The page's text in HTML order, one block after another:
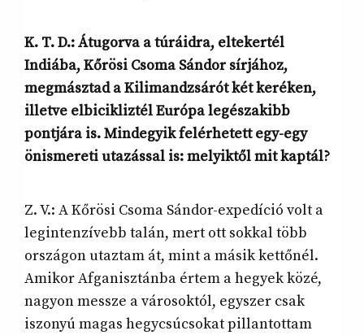
K. T. D.:Átugorva a túráidra, eltekertél
Indiába, Kőrösi Csoma Sándor sírjához,
megmásztad a Kilimandzsárót két keréken,
illetve elbicikliztél Európa legészakibb
pontjára is. Mindegyik felérhetett egy-egy
önismereti utazással is: melyiktől mit kaptál?
Z. V.: A Kőrösi Csoma Sándor-expedíció volt a
legintenzívebb talán, mert ott sokkal több
országon utaztam át, mint a másik kettőnél.
Amikor Afganisztánba értem a hegyek közé,
nagyon messze a városoktól, egyszer csak
iszonyú magas hegycsúcsokat pillantottam